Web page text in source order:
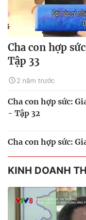
Cha con hợp
Tập 33
2 năm trước
Cha con hợp sức:
- Tập 32
Cha con hợp sức:
KINH DOANH